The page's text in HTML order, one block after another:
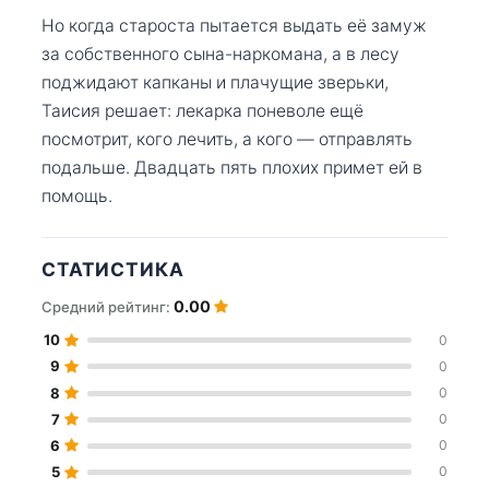
Но когда староста пытается выдать её замуж
за собственного сына-наркомана, а в лесу
поджидают капканы и плачущие зверьки,
Таисия решает: лекарка поневоле ещё
посмотрит, кого лечить, а кого — отправлять
подальше. Двадцать пять плохих примет ей в
помощь.
СТАТИСТИКА
Средний рейтинг: 0.00
10 0
9 0
8 0
7 0
6 0
5 0